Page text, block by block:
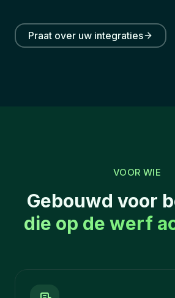
Praat over uw integraties
VOOR WIE
Gebouwd voor
die op de werf